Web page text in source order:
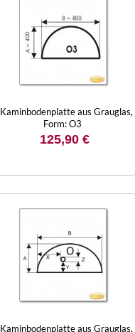
Kaminbodenplatte aus Grauglas,
Form: O3
125,90 €
Kaminbodenplatte aus Grauglas,